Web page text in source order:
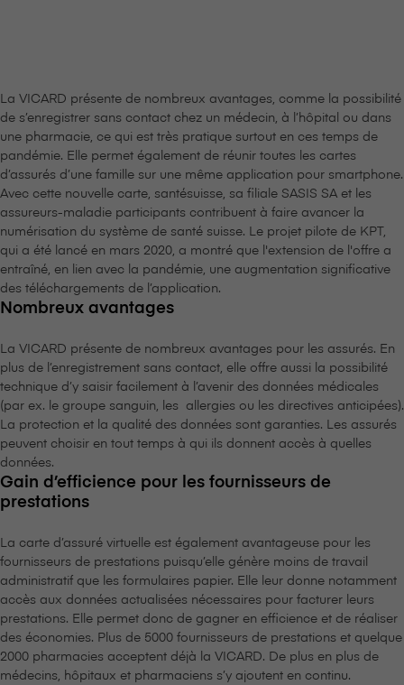
La VICARD présente de nombreux avantages, comme la possibilité
de s’enregistrer sans contact chez un médecin, à l’hôpital ou dans
une pharmacie, ce qui est très pratique surtout en ces temps de
pandémie. Elle permet également de réunir toutes les cartes
d’assurés d’une famille sur une même application pour smartphone.
Avec cette nouvelle carte, santésuisse, sa filiale SASIS SA et les
assureurs-maladie participants contribuent à faire avancer la
numérisation du système de santé suisse. Le projet pilote de KPT,
qui a été lancé en mars 2020, a montré que l'extension de l'offre a
entraîné, en lien avec la pandémie, une augmentation significative
des téléchargements de l’application.
Nombreux avantages
La VICARD présente de nombreux avantages pour les assurés. En
plus de l’enregistrement sans contact, elle offre aussi la possibilité
technique d’y saisir facilement à l’avenir des données médicales
(par ex. le groupe sanguin, les allergies ou les directives anticipées).
La protection et la qualité des données sont garanties. Les assurés
peuvent choisir en tout temps à qui ils donnent accès à quelles
données.
Gain d’efficience pour les fournisseurs de
prestations
La carte d’assuré virtuelle est également avantageuse pour les
fournisseurs de prestations puisqu’elle génère moins de travail
administratif que les formulaires papier. Elle leur donne notamment
accès aux données actualisées nécessaires pour facturer leurs
prestations. Elle permet donc de gagner en efficience et de réaliser
des économies. Plus de 5000 fournisseurs de prestations et quelque
2000 pharmacies acceptent déjà la VICARD. De plus en plus de
médecins, hôpitaux et pharmaciens s’y ajoutent en continu.